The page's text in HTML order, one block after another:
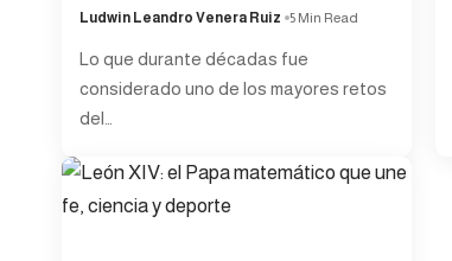
Ludwin Leandro Venera Ruiz 5 Min Read
Lo que durante décadas fue
considerado uno de los mayores retos
del